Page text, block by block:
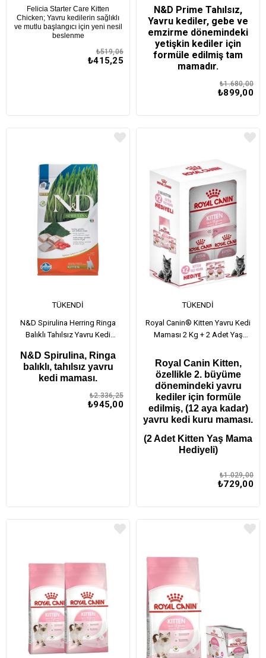
Felicia Starter Care Kitten
Chicken; Yavru kedilerin sağlıklı
ve mutlu başlangıcı için yeni nesil
beslenme
₺415,25
₺519,06
N&D Prime Tahılsız,
Yavru kediler, gebe ve
emzirme dönemindeki
yetişkin kediler için
formüle edilmiş tam
mamadır.
₺899,00
₺1.680,00
TÜKENDI
N&D Spirulina Herring Ringa
Balıklı Tahılsız Yavru Kedi
N&D Spirulina, Ringa
balıklı, tahılsız yavru
kedi maması.
₺945,00
₺2.336,25
TÜKENDI
Royal Canin® Kitten Yavru Kedi
Maması 2 Kg + 2 Adet Yaş
Royal Canin Kitten,
özellikle 2. büyüme
dönemindeki yavru
kediler için formüle
edilmiş, (12 aya kadar)
yavru kedi kuru maması.
(2 Adet Kitten Yaş Mama
Hediyeli)
₺729,00
₺1.029,00